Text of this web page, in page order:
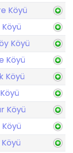
Köyü
Köyü
Köyü
Köyü
Köyü
Köyü